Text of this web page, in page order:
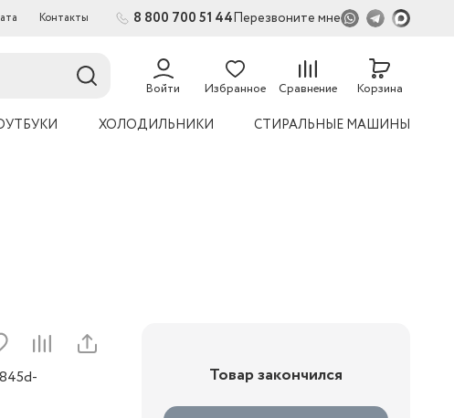
Контакты 8 800 700 51 44Перезвоните мне
Войти Избранное Сравнение
54
Корзина
ХОЛОДИЛЬНИКИ СТИРАЛЬНЫЕ МАШИНЫ
Товар закончился